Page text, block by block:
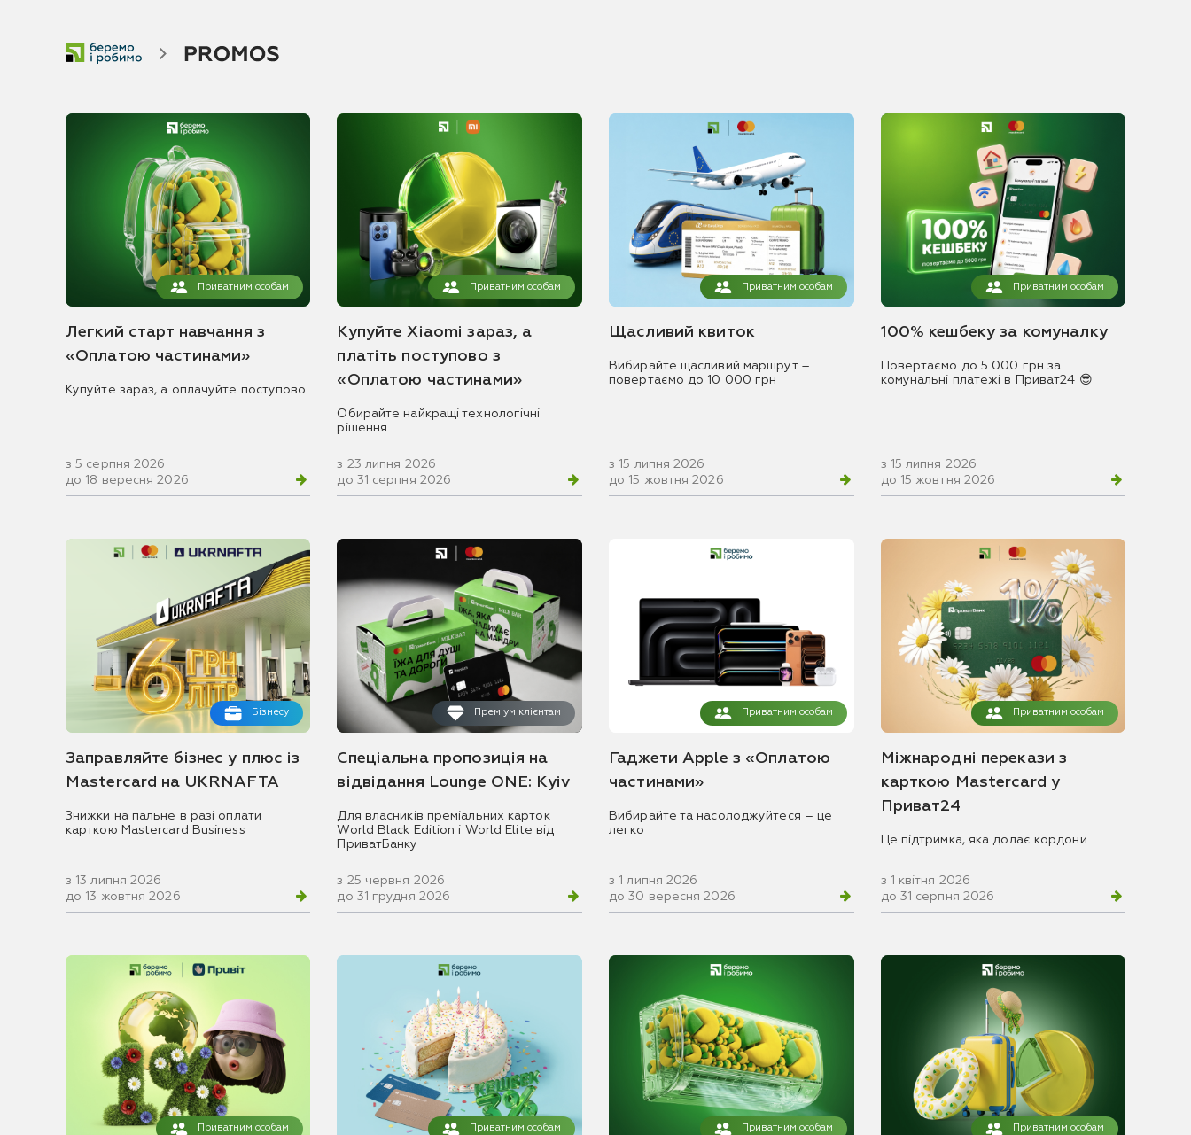
Приватним особам
Легкий старт навчання з
«Оплатою частинами»
Купуйте зараз, а оплачуйте поступово
з 5 серпня 2026
до 18 вересня 2026
Приватним особам
Купуйте Xiaomi зараз, а
платіть поступово з
«Оплатою частинами»
Обирайте найкращі технологічні
рішення
з 23 липня 2026
до 31 серпня 2026
Приватним особам
Щасливий квиток
Вибирайте щасливий маршрут –
повертаємо до 10 000 грн
з 15 липня 2026
до 15 жовтня 2026
Приватним особам
100% кешбеку за комуналку
Повертаємо до 5 000 грн за
комунальні платежі в Приват24 😎
з 15 липня 2026
до 15 жовтня 2026
Бізнесу
Заправляйте бізнес у плюс із
Mastercard на UKRNAFTA
Знижки на пальне в разі оплати
карткою Mastercard Business
з 13 липня 2026
до 13 жовтня 2026
Преміум клієнтам
Спеціальна пропозиція на
відвідання Lounge ONE: Kyiv
Для власників преміальних карток
World Black Edition і World Elite від
ПриватБанку
з 25 червня 2026
до 31 грудня 2026
Приватним особам
Гаджети Apple з «Оплатою
частинами»
Вибирайте та насолоджуйтеся – це
легко
з 1 липня 2026
до 30 вересня 2026
Приватним особам
Міжнародні перекази з
карткою Mastercard у
Приват24
Це підтримка, яка долає кордони
з 1 квітня 2026
до 31 серпня 2026
Приватним особам Приватним особам Приватним особам Приватним особам